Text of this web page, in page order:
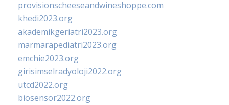
provisionscheeseandwineshoppe.com
khedi2023.org
akademikgeriatri2023.org
marmarapediatri2023.org
emchie2023.org
girisimselradyoloji2022.org
utcd2022.org
biosensor2022.org